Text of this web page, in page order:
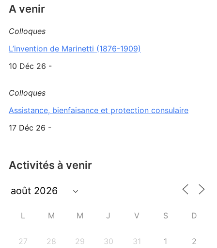
A venir
Colloques
L’invention de Marinetti (1876-1909)
10 Déc 26 -
Colloques
Assistance, bienfaisance et protection consulaire
17 Déc 26 -
Activités à venir
L M M J V S D
27 28 29 30 31 1 2